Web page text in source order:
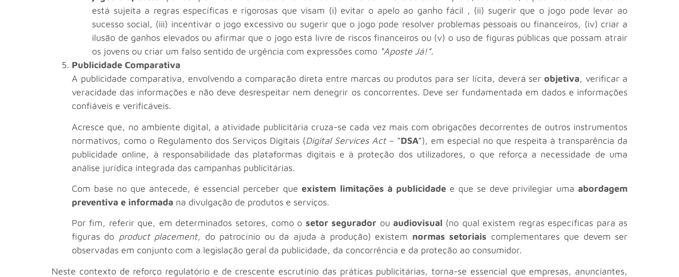
está sujeita a regras específicas e rigorosas que visam (i) evitar o apelo ao ganho fácil , (ii) sugerir que o jogo pode levar ao
sucesso social, (iii) incentivar o jogo excessivo ou sugerir que o jogo pode resolver problemas pessoais ou financeiros, (iv) criar a
ilusão de ganhos elevados ou afirmar que o jogo está livre de riscos financeiros ou (v) o uso de figuras públicas que possam atrair
os jovens ou criar um falso sentido de urgência com expressões como “Aposte Já!”.
Publicidade Comparativa
A publicidade comparativa, envolvendo a comparação direta entre marcas ou produtos para ser lícita, deverá serobjetiva, verificar a
veracidade das informações e não deve desrespeitar nem denegrir os concorrentes. Deve ser fundamentada em dados e informações
confiáveis e verificáveis.
Acresce que, no ambiente digital, a atividade publicitária cruza-se cada vez mais com obrigações decorrentes de outros instrumentos
normativos, como o Regulamento dos Serviços Digitais (Digital Services Act– “DSA”), em especial no que respeita à transparência da
publicidade online, à responsabilidade das plataformas digitais e à proteção dos utilizadores, o que reforça a necessidade de uma
análise jurídica integrada das campanhas publicitárias.
Com base no que antecede, é essencial perceber queexistem limitações à publicidadee que se deve privilegiar umaabordagem
preventiva e informada na divulgação de produtos e serviços.
Por fim, referir que, em determinados setores, como o setor segurador ou audiovisual (no qual existem regras específicas para as
figuras do product placement, do patrocínio ou da ajuda à produção) existem normas setoriais complementares que devem ser
observadas em conjunto com a legislação geral da publicidade, da concorrência e da proteção ao consumidor.
Neste contexto de reforço regulatório e de crescente escrutínio das práticas publicitárias, torna-se essencial que empresas, anunciantes,